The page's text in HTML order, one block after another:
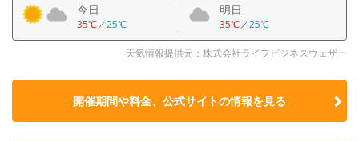
今日
35℃／25℃
明日
35℃／25℃
天気情報提供元：株式会社ライフビジネスウェザー
開催期間や料金、公式サイトの情報を見る